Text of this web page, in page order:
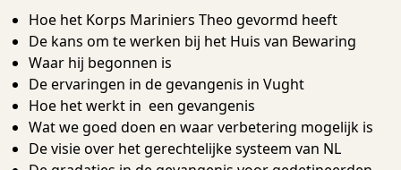
Hoe het Korps Mariniers Theo gevormd heeft
De kans om te werken bij het Huis van Bewaring
Waar hij begonnen is
De ervaringen in de gevangenis in Vught
Hoe het werkt in een gevangenis
Wat we goed doen en waar verbetering mogelijk is
De visie over het gerechtelijke systeem van NL